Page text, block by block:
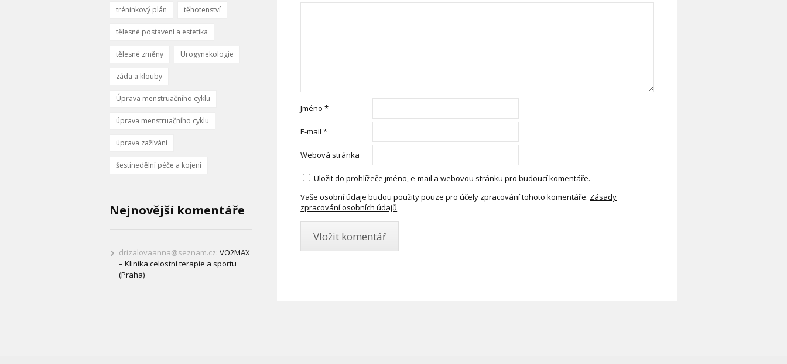
Jméno*
E-mail*
Webová stránka
Uložit do prohlížeče jméno, e-mail a webovou stránku pro budoucí komentáře.
Vaše osobní údaje budou použity pouze pro účely zpracování tohoto komentáře. Zásady
zpracování osobních údajů
tréninkový plán těhotenství
tělesné postavení a estetika
tělesné změny Urogynekologie
záda a klouby
Úprava menstruačního cyklu
úprava menstruačního cyklu
úprava zažívání
šestinedělní péče a kojení
Nejnovější komentáře
drizalovaanna@seznam.cz: VO2MAX
– Klinika celostní terapie a sportu
(Praha)